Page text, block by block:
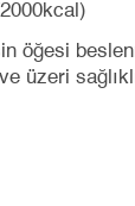
öğesi
üzeri